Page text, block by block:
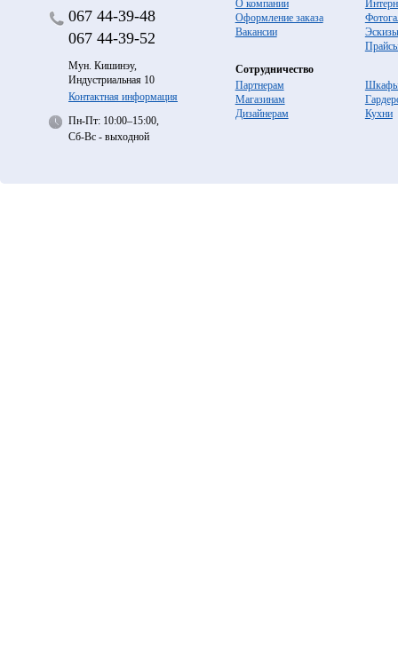
067 44-39-48
067 44-39-52
Мун. Кишинэу,
Индустриальная 10
Контактная информация
Пн-Пт: 10:00–15:00,
Сб-Вс - выходной
О компании
Оформление заказа
Вакансии
Эскизы
Сотрудничество
Партнерам
Магазинам
Дизайнерам
Кухни